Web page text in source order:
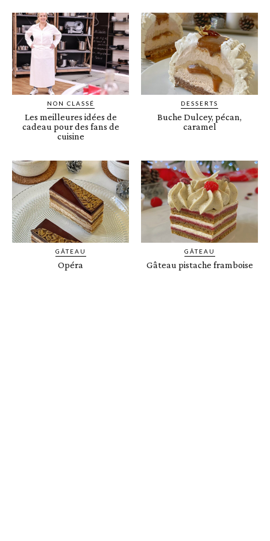
NON CLASSÉ
Les meilleures idées de
cadeau pour des fans de
cuisine
DESSERTS
Buche Dulcey, pécan,
caramel
GÂTEAU
Opéra
GÂTEAU
Gâteau pistache framboise